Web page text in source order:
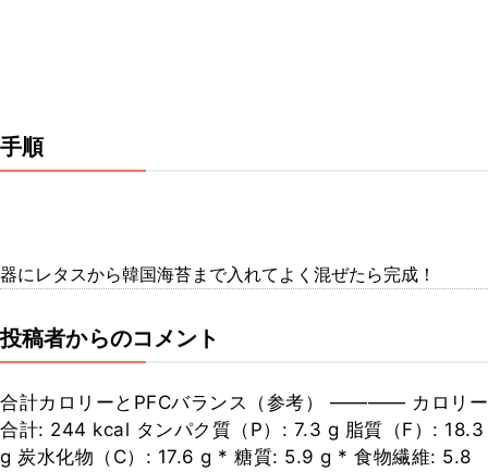
手順
器にレタスから韓国海苔まで入れてよく混ぜたら完成！
投稿者からのコメント
合計カロリーとPFCバランス（参考） ―――― カロリー
合計: 244 kcal タンパク質（P）: 7.3 g 脂質（F）: 18.3
g 炭水化物（C）: 17.6 g * 糖質: 5.9 g * 食物繊維: 5.8